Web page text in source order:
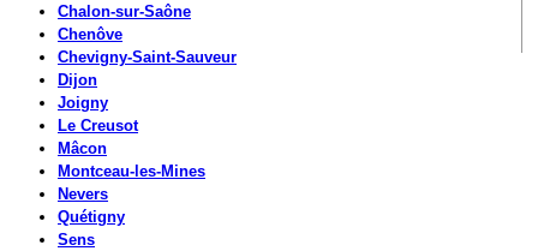
Chalon-sur-Saône
Chenôve
Chevigny-Saint-Sauveur
Dijon
Joigny
Le Creusot
Mâcon
Montceau-les-Mines
Nevers
Quétigny
Sens